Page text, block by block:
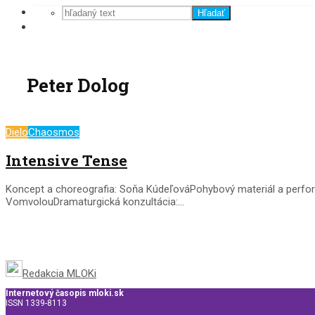
Hľadať
Peter Dolog
DieloChaosmos
Intensive Tense
Koncept a choreografia: Soňa KúdeľováPohybový materiál a
VomvolouDramaturgická konzultácia:...
Redakcia MLOKi
Internetový časopis mloki.sk
ISSN 1339-8113